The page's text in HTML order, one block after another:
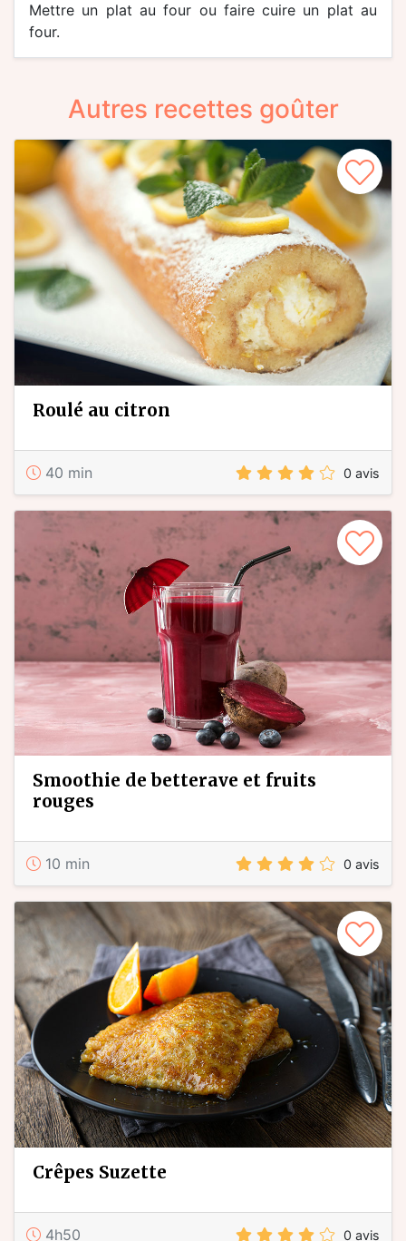
Mettre un plat au four ou faire cuire un plat au
four.
Autres recettes goûter
roulé au citron
40 min 0 avis
smoothie de betterave et fruits
rouges
10 min 0 avis
crêpes Suzette
4h50 0 avis